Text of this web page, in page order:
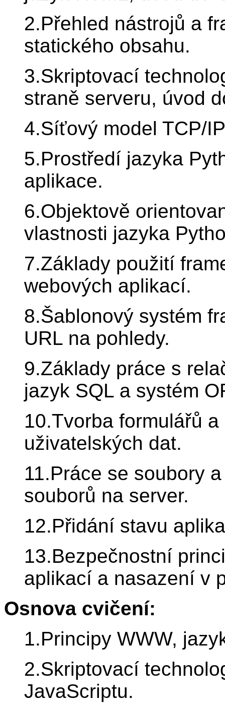
2.Přehled nástrojů a
statického obsahu.
3.Skriptovací
straně serveru, úvod
4.Síťový model TCP/
5.Prostředí jazyka
aplikace.
6.Objektově
vlastnosti jazyka
7.Základy použití
webových aplikací.
8.Šablonový systém
URL na pohledy.
9.Základy práce s
jazyk SQL a systém
10.Tvorba formulářů
uživatelských dat.
11.Práce se soubory
souborů na server.
12.Přidání stavu
13.Bezpečnostní
aplikací a nasazení v
Osnova cvičení:
1.Principy WWW,
2.Skriptovací
JavaScriptu.